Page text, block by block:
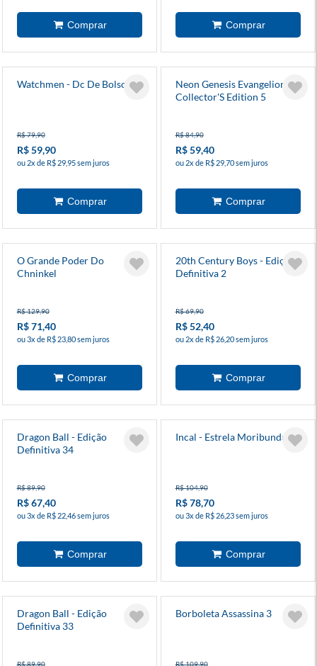
Watchmen - Dc De Bolso
R$ 79,90
R$ 59,90
ou 2x de R$ 29,95 sem juros
Neon Genesis Evangelion
Collector'S Edition 5
R$ 84,90
R$ 59,40
ou 2x de R$ 29,70 sem juros
O Grande Poder Do
Chninkel
R$ 129,90
R$ 71,40
ou 3x de R$ 23,80 sem juros
20th Century Boys - Edição
Definitiva 2
R$ 69,90
R$ 52,40
ou 2x de R$ 26,20 sem juros
Dragon Ball - Edição
Definitiva 34
R$ 89,90
R$ 67,40
ou 3x de R$ 22,46 sem juros
Incal - Estrela Moribunda
R$ 104,90
R$ 78,70
ou 3x de R$ 26,23 sem juros
Dragon Ball - Edição
Definitiva 33
R$ 89,90
Borboleta Assassina 3
R$ 109,90